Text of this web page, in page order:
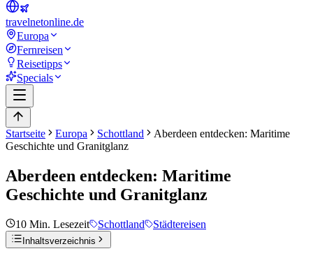
travelnetonline.de
Europa
Fernreisen
Reisetipps
Specials
Startseite Europa Schottland
Aberdeen entdecken: Maritime
Geschichte und Granitglanz
Aberdeen entdecken: Maritime
Geschichte und Granitglanz
10 Min. Lesezeit Schottland Städtereisen
Inhaltsverzeichnis